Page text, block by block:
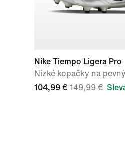
Nike Tiempo Ligera Pro
Nízké kopačky na
104,99 € 149,99 €